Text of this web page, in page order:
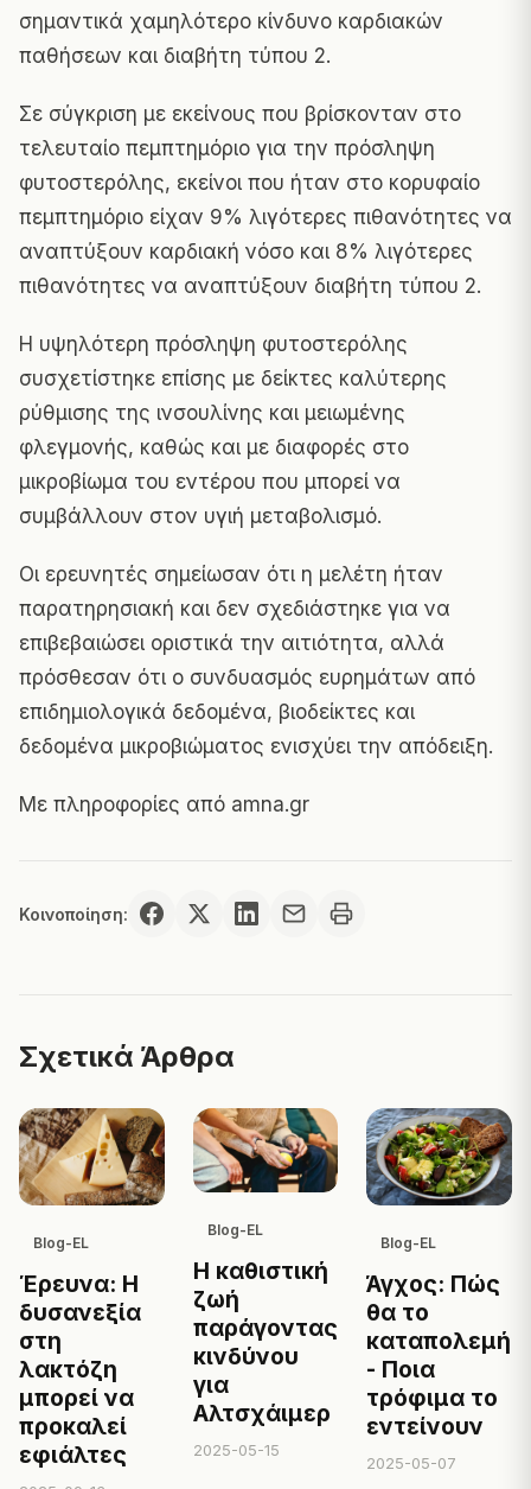
σημαντικά χαμηλότερο κίνδυνο καρδιακών
παθήσεων και διαβήτη τύπου 2.
Σε σύγκριση με εκείνους που βρίσκονταν στο
τελευταίο πεμπτημόριο για την πρόσληψη
φυτοστερόλης, εκείνοι που ήταν στο κορυφαίο
πεμπτημόριο είχαν 9% λιγότερες πιθανότητες να
αναπτύξουν καρδιακή νόσο και 8% λιγότερες
πιθανότητες να αναπτύξουν διαβήτη τύπου 2.
Η υψηλότερη πρόσληψη φυτοστερόλης
συσχετίστηκε επίσης με δείκτες καλύτερης
ρύθμισης της ινσουλίνης και μειωμένης
φλεγμονής, καθώς και με διαφορές στο
μικροβίωμα του εντέρου που μπορεί να
συμβάλλουν στον υγιή μεταβολισμό.
Οι ερευνητές σημείωσαν ότι η μελέτη ήταν
παρατηρησιακή και δεν σχεδιάστηκε για να
επιβεβαιώσει οριστικά την αιτιότητα, αλλά
πρόσθεσαν ότι ο συνδυασμός ευρημάτων από
επιδημιολογικά δεδομένα, βιοδείκτες και
δεδομένα μικροβιώματος ενισχύει την απόδειξη.
Με πληροφορίες από amna.gr
Κοινοποίηση:
Σχετικά Άρθρα
Blog-EL
Έρευνα: Η
δυσανεξία
στη
λακτόζη
μπορεί να
προκαλεί
εφιάλτες
Blog-EL
Η καθιστική
ζωή
παράγοντας
κινδύνου
για
Αλτσχάιμερ
2025-05-15
Blog-EL
Άγχος: Πώς
θα το
- Ποια
τρόφιμα το
εντείνουν
2025-05-07